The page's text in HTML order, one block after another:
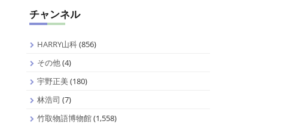
チャンネル
HARRY山科(856)
その他(4)
宇野正美(180)
林浩司 (7)
竹取物語博物館(1,558)